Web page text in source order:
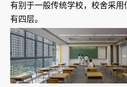
有别于一般传统学校，校舍采用
有四层。